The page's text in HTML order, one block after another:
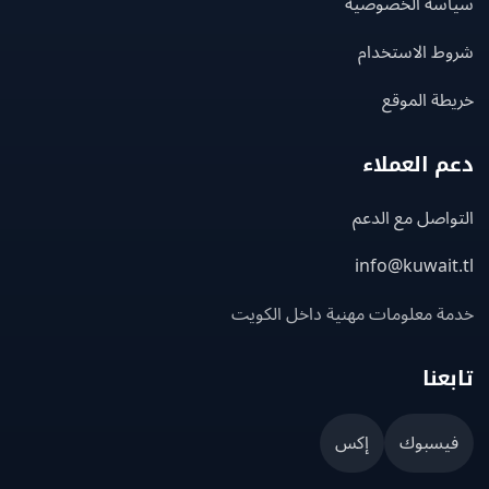
الاستخدام
الموقع
العملاء
مع الدعم
معلومات مهنية داخل الكويت
إكس